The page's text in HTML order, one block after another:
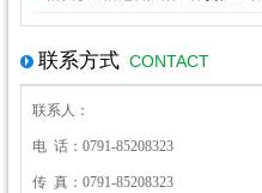
联系方式 CONTACT
联系人：
电 话：0791-85208323
传 真：0791-85208323